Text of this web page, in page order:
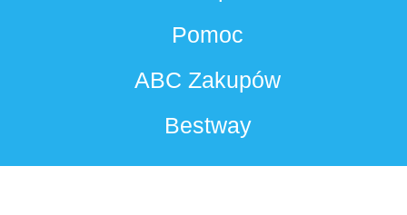
Pomoc
ABC Zakupów
Bestway